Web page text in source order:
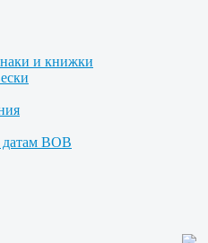
и книжки
датам ВОВ